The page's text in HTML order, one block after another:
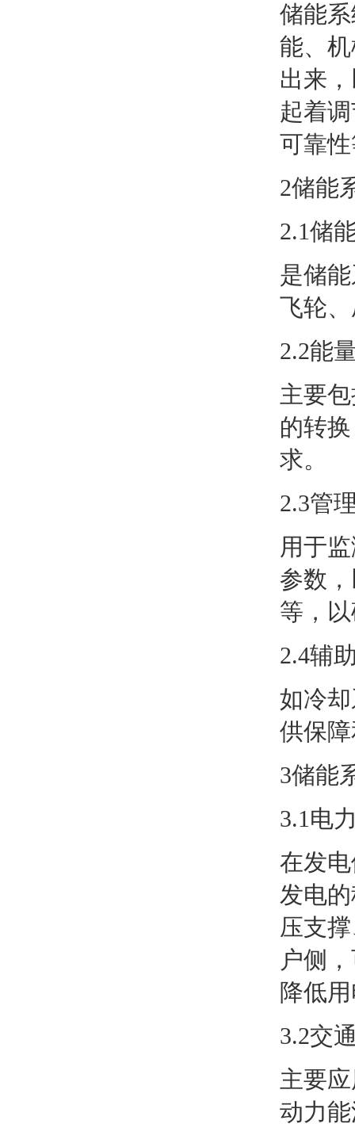
储能
能、
出来
起着
可靠
2储能
2.1储
是储
飞轮
2.2能
主要
的转
求。
2.3管
用于
参数
等，
2.4辅
如冷
供保
3储能
3.1电
在发
发电
压支
户侧
降低
3.2交
主要
动力